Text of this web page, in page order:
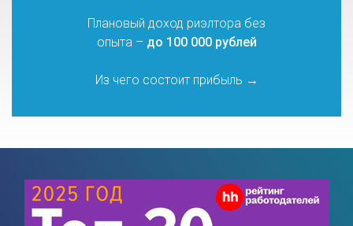
Плановый доход риэлтора без
опыта – до 100 000 рублей
Из чего состоит прибыль →